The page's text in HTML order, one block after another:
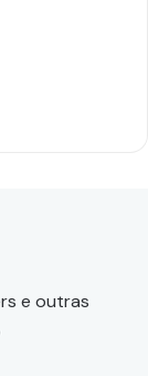
e outras